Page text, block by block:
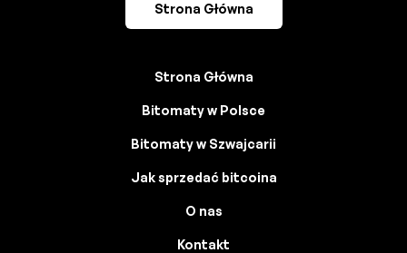
Strona Główna
Strona Główna
Bitomaty w Polsce
Bitomaty w Szwajcarii
Jak sprzedać bitcoina
O nas
Kontakt